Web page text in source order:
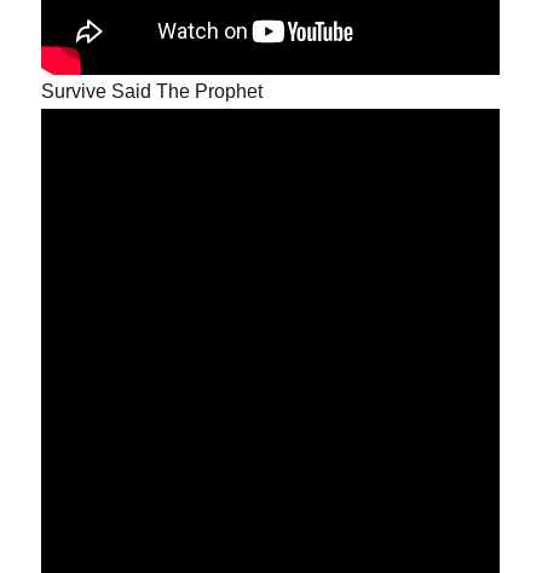
Survive Said The Prophet